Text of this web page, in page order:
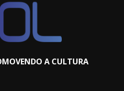
A CULTURA